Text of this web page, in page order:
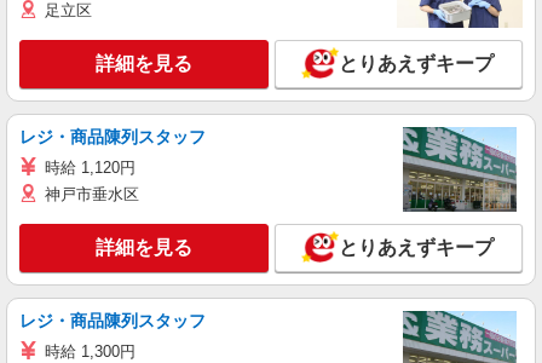
足立区
詳細を見る とりあえずキープ
レジ・商品陳列スタッフ
時給 1,120円
神戸市垂水区
詳細を見る とりあえずキープ
レジ・商品陳列スタッフ
時給 1,300円